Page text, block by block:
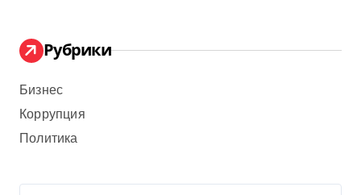
Рубрики
Бизнес
Коррупция
Политика